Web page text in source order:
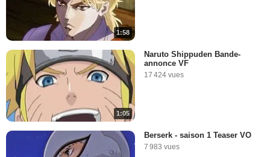
1:58
1:05
Naruto Shippuden Bande-
annonce VF
17 424 vues
Berserk - saison 1 Teaser VO
7 983 vues